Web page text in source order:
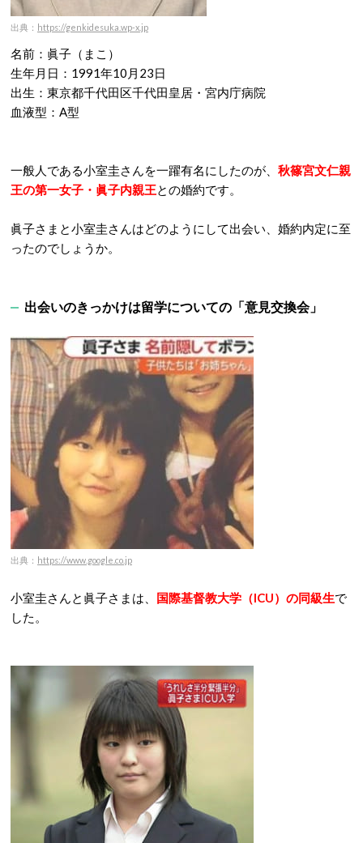
出典： https://genkidesuka.wp-x.jp
名前：眞子（まこ）
生年月日：1991年10月23日
出生：東京都千代田区千代田皇居・宮内庁病院
血液型：A型
一般人である小室圭さんを一躍有名にしたのが、 秋篠宮文仁親
王の第一女子・眞子内親王との婚約です。
眞子さまと小室圭さんはどのようにして出会い、婚約内定に至
ったのでしょうか。
出会いのきっかけは留学についての「意見交換会」
出典： https://www.google.co.jp
小室圭さんと眞子さまは、 国際基督教大学（ICU）の同級生で
した。